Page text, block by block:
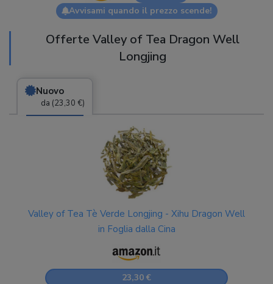
Avvisami quando il prezzo scende!
Offerte Valley of Tea Dragon Well
Longjing
Nuovo
da (23,30 €)
Valley of Tea Tè Verde Longjing - Xihu Dragon Well
in Foglia dalla Cina
23,30 €